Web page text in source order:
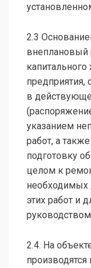
2.3
внеплановый
капитального
предприятия,
в
указанием
работ, а
подготовку
целом к
необходимых
этих работ и
2.4. На